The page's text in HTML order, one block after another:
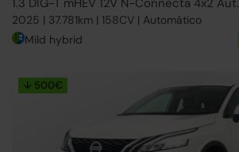
1.3 DIG-T mHEV 12V N-Connecta 4x2 Aut.
2025 | 37.781km | 158CV | Automático
Mild hybrid
↓ 500€